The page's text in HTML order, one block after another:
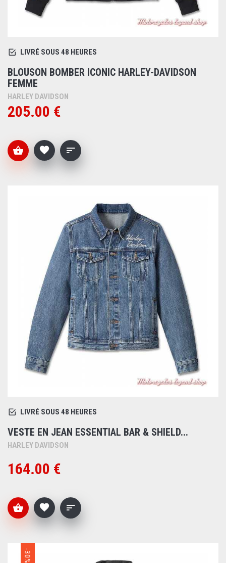
LIVRÉ SOUS 48 HEURES
BLOUSON BOMBER ICONIC HARLEY-DAVIDSON
FEMME
HARLEY DAVIDSON
205.00 €
LIVRÉ SOUS 48 HEURES
VESTE EN JEAN ESSENTIAL BAR & SHIELD...
HARLEY DAVIDSON
164.00 €
-30%